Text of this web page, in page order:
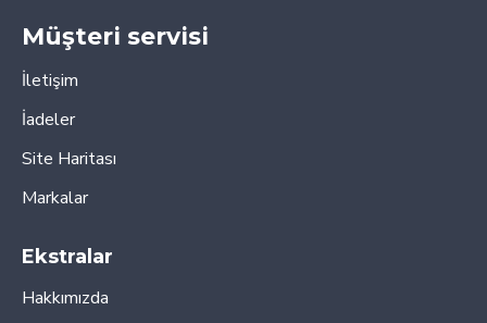
Müşteri servisi
İletişim
İadeler
Site Haritası
Markalar
Ekstralar
Hakkımızda